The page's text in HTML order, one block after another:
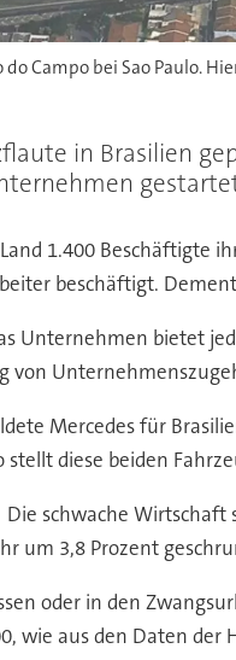
Campo bei Sao Paulo.
in Brasilien
1.400 Beschäftigte
beschäftigt.
Unternehmen bietet
von
Mercedes für
stellt diese beiden
Die schwache
um 3,8 Prozent
oder in den
wie aus den Daten